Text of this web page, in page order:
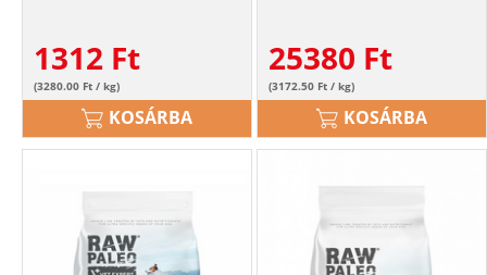
1312 Ft
(3280.00 Ft / kg)
KOSÁRBA
25380 Ft
(3172.50 Ft / kg)
KOSÁRBA